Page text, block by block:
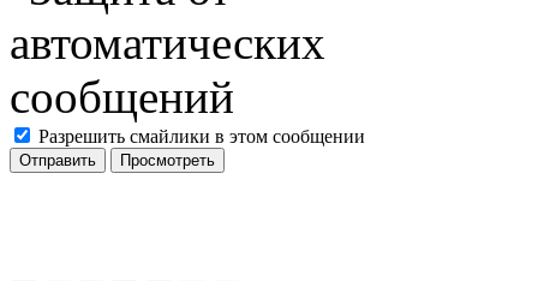
Разрешить смайлики в этом сообщении